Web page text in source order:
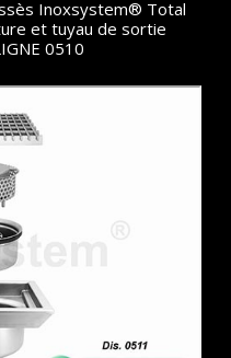
Inoxsystem® Total
et tuyau de sortie
0510